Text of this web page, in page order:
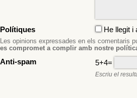
Polítiques He llegit i
Les opinions expressades en els comentaris
es compromet a complir amb nostre
Anti-spam 5+4=
Escriu el